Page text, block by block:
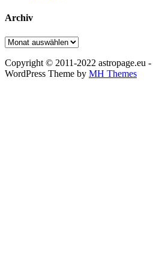
Archiv
Archiv
Copyright © 2011-2022 astropage.eu -
WordPress Theme by MH Themes